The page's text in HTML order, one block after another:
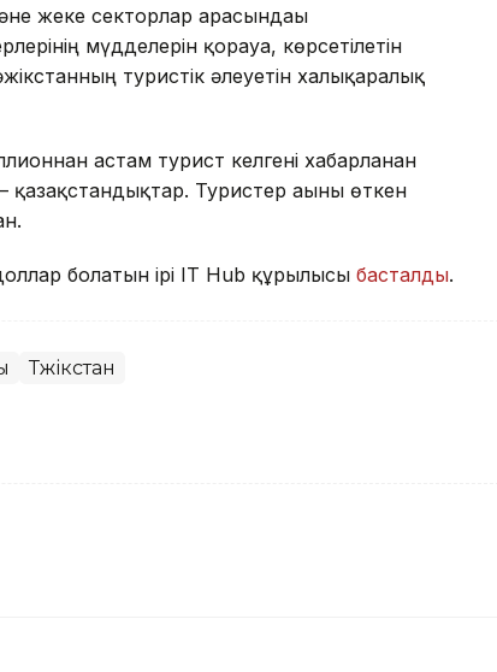
жеке секторлар арасындағы
мүдделерін қорғауға, көрсетілетін
туристік әлеуетін халықаралық
астам турист келгені хабарланған
қазақстандықтар. Туристер ағыны өткен
болатын ірі IT Hub құрылысы басталды.
Тәжікстан